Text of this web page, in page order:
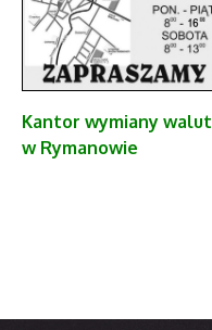
Kantor wymiany walut
w Rymanowie